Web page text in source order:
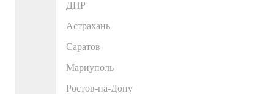
ДНР
Астрахань
Саратов
Мариуполь
Ростов-на-Дону